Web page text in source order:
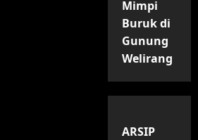
Mimpi
Buruk di
Gunung
Welirang
ARSIP